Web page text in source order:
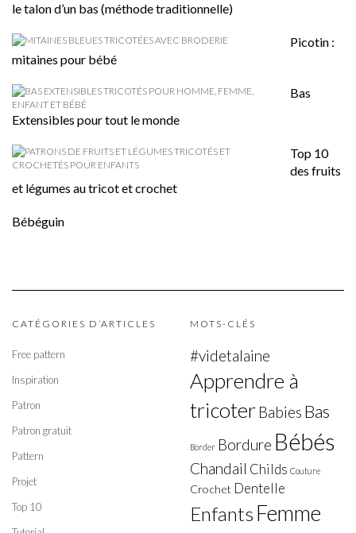
le talon d’un bas (méthode traditionnelle)
Picotin :
mitaines pour bébé
Bas
Extensibles pour tout le monde
Top 10
des fruits
et légumes au tricot et crochet
Bébéguin
CATÉGORIES D’ARTICLES
Free pattern
Inspiration
Patron
Patron gratuit
Pattern
Projet
Top 10
MOTS-CLÉS
#videtalaine
Apprendre à
tricoter Babies Bas
Border Bordure Bébés
Chandail Childs Couture
Crochet Dentelle
Enfants Femme